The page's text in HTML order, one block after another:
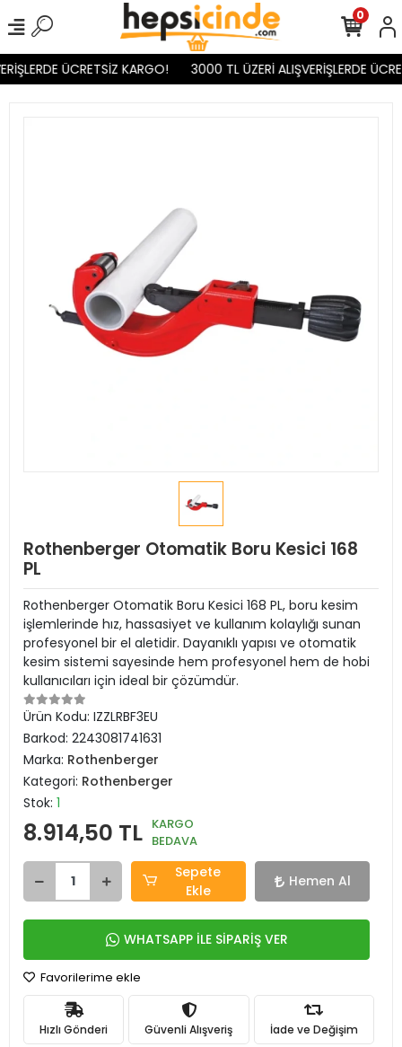
ÜCRETSİZ KARGO! 3000 TL ÜZERİ ALIŞVERİŞLERDE
0
Rothenberger Otomatik Boru Kesici 168
PL
Rothenberger Otomatik Boru Kesici 168 PL, boru kesim
işlemlerinde hız, hassasiyet ve kullanım kolaylığı sunan
profesyonel bir el aletidir. Dayanıklı yapısı ve otomatik
kesim sistemi sayesinde hem profesyonel hem de hobi
kullanıcıları için ideal bir çözümdür.
Ürün Kodu: IZZLRBF3EU
Barkod: 2243081741631
Marka: Rothenberger
Kategori: Rothenberger
Stok: 1
8.914,50 TL KARGO
BEDAVA
Sepete
Ekle
Hemen Al
WHATSAPP İLE SİPARİŞ VER
Favorilerime ekle
Hızlı Gönderi Güvenli Alışveriş İade ve Değişim